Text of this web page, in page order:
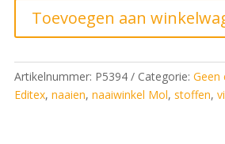
Midnight
Toevoegen aan
Artikelnummer: P5394 Categorie: Geen
Editex, naaien, naaiwinkel Mol, stoffen,